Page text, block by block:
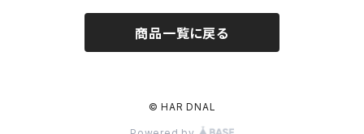
商品一覧に戻る
© HAR DNAL